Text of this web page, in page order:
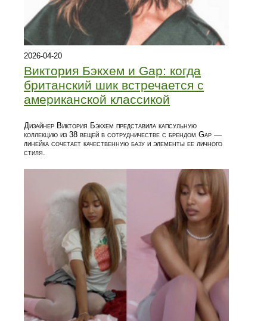
2026-04-20
Виктория Бэкхем и Gap: когда
британский шик встречается с
американской классикой
Дизайнер Виктория Бэкхем представила капсульную
коллекцию из 38 вещей в сотрудничестве с брендом Gap —
линейка сочетает качественную базу и элементы ее личного
стиля.